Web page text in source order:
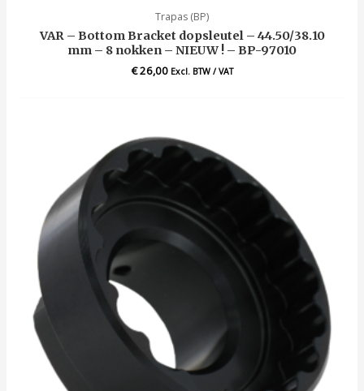
Trapas (BP)
VAR – Bottom Bracket dopsleutel – 44.50/38.10
mm – 8 nokken – NIEUW ! – BP-97010
€26,00 Excl. BTW / VAT